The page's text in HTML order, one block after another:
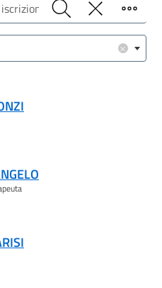
Cerca PulisciFiltro
Target Utenza)
×